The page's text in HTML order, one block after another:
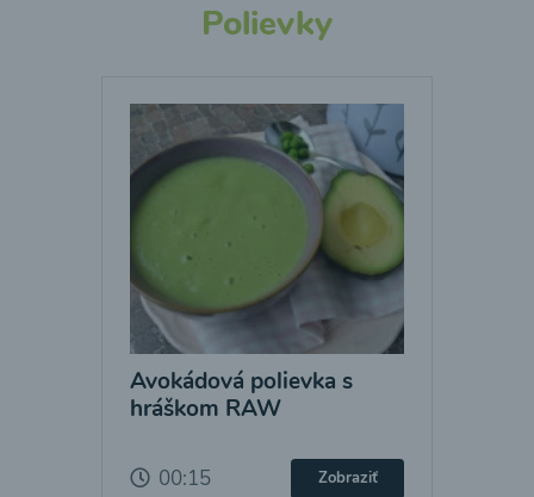
Polievky
Avokádová polievka s
hráškom RAW
00:15 Zobraziť